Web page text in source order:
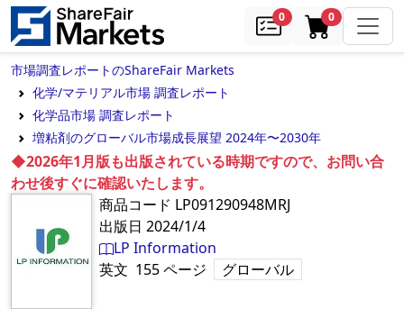
0samples0in cart
市場調査レポートのShareFair Markets
化学/マテリアル市場 調査レポート
化学品市場 調査レポート
増粘剤のグローバル市場成長展望 2024年〜2030年
◆2026年1月版も出版されている時期ですので、お問い合
わせ後すぐに確認いたします。
商品コード LP091290948MRJ
出版日 2024/1/4
LP Information
英文 155ページ グローバル